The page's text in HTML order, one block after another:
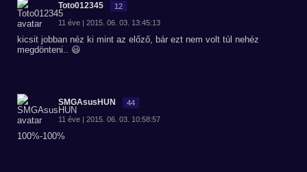
Toto012345 12
11 éve | 2015. 06. 03. 13:45:13
kicsit jobban néz ki mint az előző, bár ezt nem volt túl nehéz
megdönteni.. 😃
SMGAsusHUN 44
11 éve | 2015. 06. 03. 10:58:57
100%-100%